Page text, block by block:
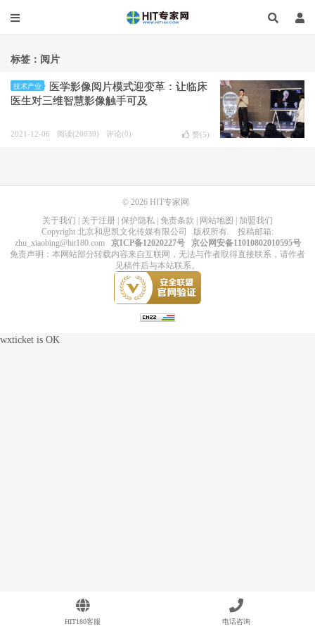
标签：阅片
技术产业
医学影像阅片模式迎变革：让临床
医生对三维智慧影像触手可及
2021-12-06 阅读(20030) 评论(0) 赞(5)
© 2026 HIT专家网
关于我们
关于注册 保护隐私 免责条款 网站地图
加盟我们
Copyright 北京和思凯文化传媒有限公司 版权所有. 投稿邮箱:
zhu_xiaobing@hit180.com
京ICP备12020227号
京公网安备11010802010595号
免责声明：本网站部分转载内容来自互联网，无法与作者取得直接联系，请作者
见稿件后与本站联系。
HIT180客服 电话咨询
wxticket is OK